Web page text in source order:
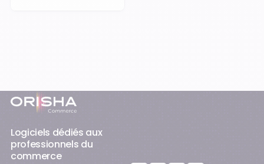
Pied-de-page
Logiciels dédiés aux
professionnels du
commerce